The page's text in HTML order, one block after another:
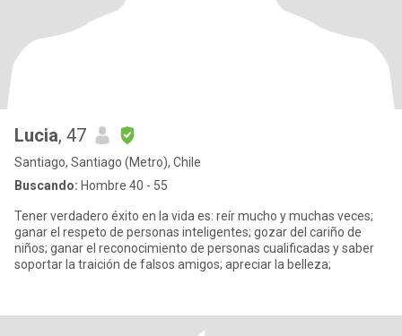
Lucia, 47
Santiago, Santiago (Metro), Chile
Buscando: Hombre 40 - 55
Tener verdadero éxito en la vida es: reír mucho y muchas veces;
ganar el respeto de personas inteligentes; gozar del cariño de
niños; ganar el reconocimiento de personas cualificadas y saber
soportar la traición de falsos amigos; apreciar la belleza;